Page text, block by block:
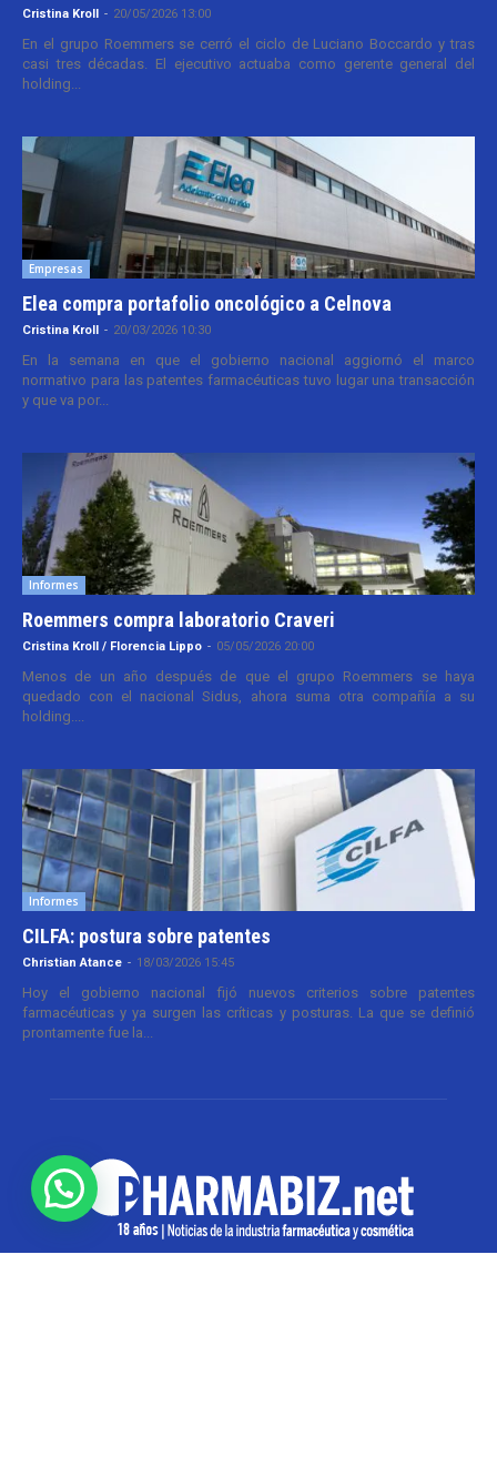
Cristina Kroll - 20/05/2026 13:00
En el grupo Roemmers se cerró el ciclo de Luciano Boccardo y tras
casi tres décadas. El ejecutivo actuaba como gerente general del
holding...
Empresas
Elea compra portafolio oncológico a Celnova
Cristina Kroll - 20/03/2026 10:30
En la semana en que el gobierno nacional aggiornó el marco
normativo para las patentes farmacéuticas tuvo lugar una transacción
y que va por...
Informes
Roemmers compra laboratorio Craveri
Cristina Kroll / Florencia Lippo - 05/05/2026 20:00
Menos de un año después de que el grupo Roemmers se haya
quedado con el nacional Sidus, ahora suma otra compañía a su
holding....
Informes
CILFA: postura sobre patentes
Christian Atance - 18/03/2026 15:45
Hoy el gobierno nacional fijó nuevos criterios sobre patentes
farmacéuticas y ya surgen las críticas y posturas. La que se definió
prontamente fue la...